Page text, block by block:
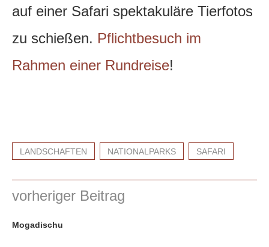
auf einer Safari spektakuläre Tierfotos
zu schießen. Pflichtbesuch im
Rahmen einer Rundreise!
LANDSCHAFTEN NATIONALPARKS SAFARI
vorheriger Beitrag
Mogadischu